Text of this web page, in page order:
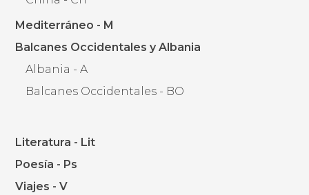
Mediterráneo - M
Balcanes Occidentales y Albania
Albania - A
Balcanes Occidentales - BO
Literatura - Lit
Poesía - Ps
Viajes - V